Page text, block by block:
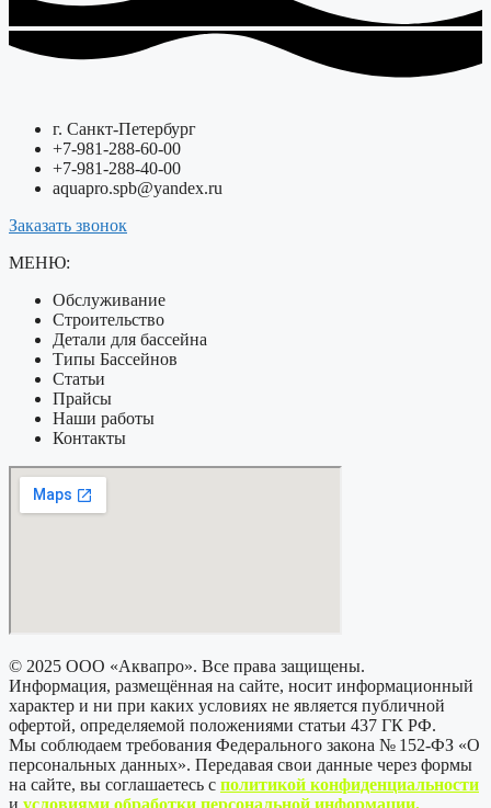
г. Санкт-Петербург
+7-981-288-60-00
+7-981-288-40-00
aquapro.spb@yandex.ru
Заказать звонок
МЕНЮ:
Обслуживание
Строительство
Детали для бассейна
Типы Бассейнов
Статьи
Прайсы
Наши работы
Контакты
© 2025 ООО «Аквапро». Все права защищены.
Информация, размещённая на сайте, носит информационный
характер и ни при каких условиях не является публичной
офертой, определяемой положениями статьи 437 ГК РФ.
Мы соблюдаем требования Федерального закона № 152-ФЗ «О
персональных данных». Передавая свои данные через формы
на сайте, вы соглашаетесь с политикой конфиденциальности